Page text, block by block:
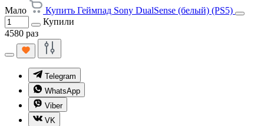
Мало
Купить Геймпад Sony DualSense (белый) (PS5)
Купили
4580 раз
Telegram
WhatsApp
Viber
VK